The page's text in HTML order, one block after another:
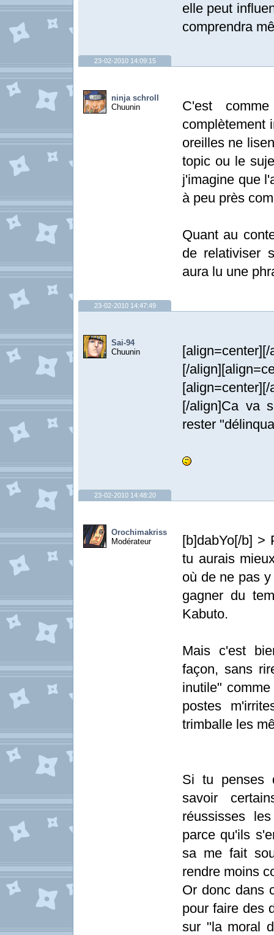
elle peut
comprendra
23-02-2010 14:09:15
ninja schroll
Chuunin
C'est
complètement
oreilles ne
topic ou le
j'imagine que
à peu près
Quant au
de relativiser
aura lu une
23-02-2010 14:47:49
Sai-94
Chuunin
[/
[/align]Ca va
rester
23-02-2010 14:48:20
Orochimakriss
Modérateur
[b]dabYo[/b] >
tu aurais
où de ne pas
gagner du
Kabuto.
Mais c'est
façon, sans
inutile"
postes
trimballe les
Si tu penses
savoir
réussisses
parce qu'ils
sa me fait
rendre moins
Or donc dans
pour faire des
sur "la moral